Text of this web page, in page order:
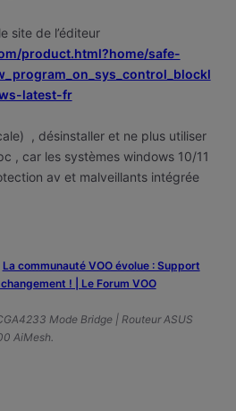
site de l’éditeur
product.html?home/safe-
latest-fr
, désinstaller et ne plus utiliser
, car les systèmes windows 10/11
av et malveillants intégrée
‎La communauté VOO évolue : Support
! | Le Forum VOO
Mode Bridge | Routeur ASUS
AiMesh.